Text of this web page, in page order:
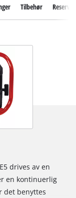
Tilbehør
drives av en
en kontinuerlig
det benyttes